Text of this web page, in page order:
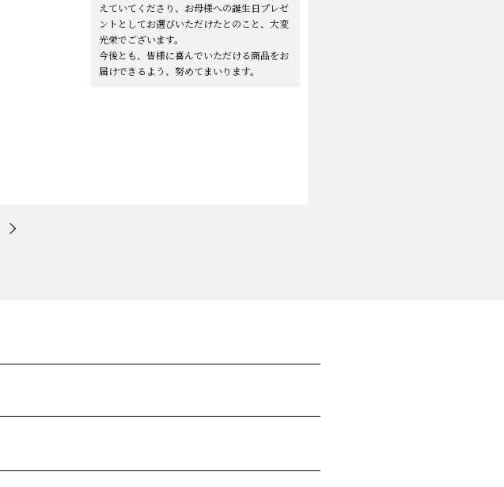
えていてくださり、お母様への誕生日プレゼ
ントとしてお選びいただけたとのこと、大変
光栄でございます。
今後とも、皆様に喜んでいただける商品をお
届けできるよう、努めてまいります。